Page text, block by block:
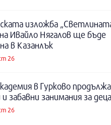
изложба
Ивайло Нягалов ще бъде
в Казанлък
26
в Гурково
забавни занимания за
26